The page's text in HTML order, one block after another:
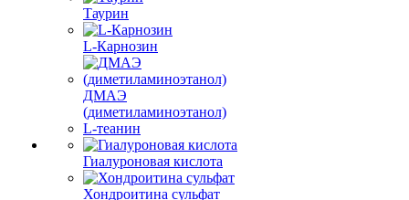
Таурин
L-Карнозин
ДМАЭ
(диметиламиноэтанол)
L-теанин
Гиалуроновая кислота
Хондроитина сульфат